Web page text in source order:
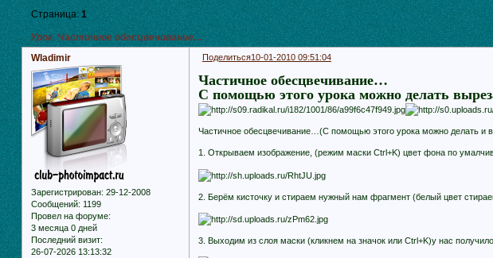
Урок. Частичное обесцвечивание…
Страница: 1
Поделиться10-01-2010 09:51:04
Wladimir
Зарегистрирован: 29-12-2008
Сообщений: 1199
Провел на форуме:
3 месяца 0 дней
Последний визит:
26-07-2026 13:13:32
Частичное обесцвечивание…
С помощью этого урока можно делать
Частичное обесцвечивание…(С помощью этого урока можно делать и
1. Открываем изображение, (режим маски Ctrl+K) цвет фона по
2. Берём кисточку и стираем нужный нам фрагмент (белый цвет
3. Выходим из слоя маски (кликнем на значок или Ctrl+K)у нас